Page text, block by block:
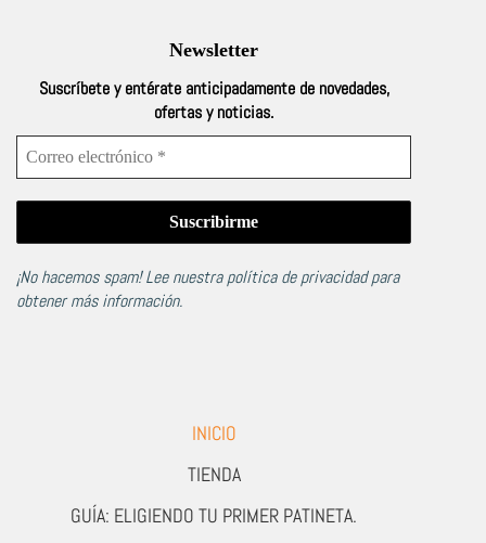
Newsletter
Suscríbete y entérate anticipadamente de novedades,
ofertas y noticias.
¡No hacemos spam! Lee nuestrapolítica de privacidadpara
obtener más información.
INICIO
TIENDA
GUÍA: ELIGIENDO TU PRIMER PATINETA.